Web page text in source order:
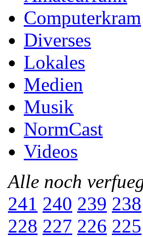
Computerkram
Diverses
Lokales
Medien
Musik
NormCast
Videos
Alle noch
241 240 239 238
228 227 226 225